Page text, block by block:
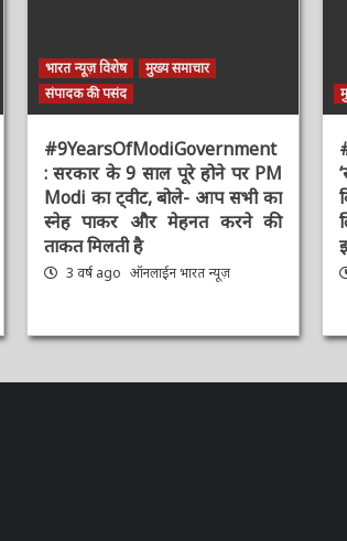
भारत न्यूज़ विशेष
मुख्य समाचार
संपादक की पसंद
#9YearsOfModiGovernment
: सरकार के 9 साल पूरे होने पर PM
Modi का ट्वीट, बोले- आप सभी का
स्नेह पाकर और मेहनत करने की
ताकत मिलती है
3 वर्ष ago ऑनलाईन भारत न्यूज़